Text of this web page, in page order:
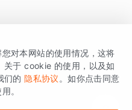
长的品牌，核心平台为 GrowingIO
。
对本网站的使用情况，这将
关于 cookie 的使用，以及如
们的 隐私协议 。如你点击同意
。